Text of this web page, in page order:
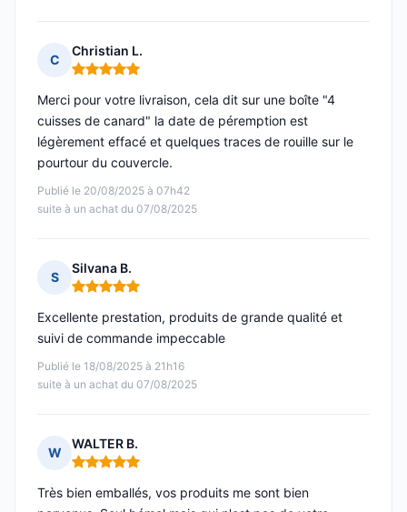
C
Christian L.
Note : 5 sur 5
Publié le 20/08/2025 à 07h42
suite à un achat du 07/08/2025
Merci pour votre livraison, cela dit sur une boîte "4
cuisses de canard" la date de péremption est
légèrement effacé et quelques traces de rouille sur le
pourtour du couvercle.
S
Silvana B.
Note : 5 sur 5
Publié le 18/08/2025 à 21h16
suite à un achat du 07/08/2025
Excellente prestation, produits de grande qualité et
suivi de commande impeccable
W
WALTER B.
Note : 5 sur 5
Très bien emballés, vos produits me sont bien